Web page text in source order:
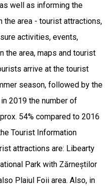
well as informing the
area - tourist attractions,
activities, events,
the area, maps and tourist
arrive at the tourist
season, followed by the
2019 the number of
54% compared to 2016
Tourist Information
attractions are: Libearty
Park with Zărneștilor
Plaiul Foii area. Also, in